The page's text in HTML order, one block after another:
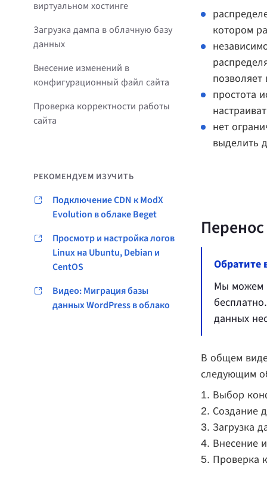
виртуальном хостинге
Загрузка дампа в облачную базу
данных
Внесение изменений в
конфигурационный файл сайта
Проверка корректности работы
сайта
РЕКОМЕНДУЕМ ИЗУЧИТЬ
Подключение CDN к ModX
Evolution в облаке Beget
Просмотр и настройка логов
Linux на Ubuntu, Debian и
CentOS
Видео: Миграция базы
данных WordPress в облако
котором
позволяет
простота
нет
выделить
Обратите
Мы можем
данных
В общем виде
следующим
Выбор
Создание
Загрузка
Внесение
Проверка